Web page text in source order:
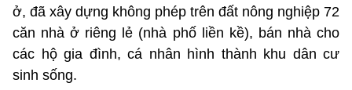
ở, đã xây dựng không phép trên đất nông nghiệp 72
căn nhà ở riêng lẻ (nhà phố liền kề), bán nhà cho
các hộ gia đình, cá nhân hình thành khu dân cư
sinh sống.